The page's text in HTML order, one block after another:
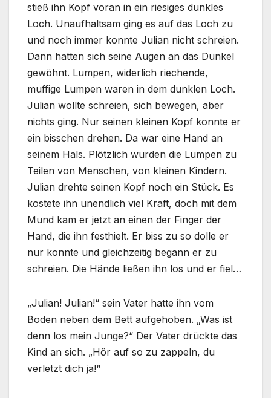
stieß ihn Kopf voran in ein riesiges dunkles
Loch. Unaufhaltsam ging es auf das Loch zu
und noch immer konnte Julian nicht schreien.
Dann hatten sich seine Augen an das Dunkel
gewöhnt. Lumpen, widerlich riechende,
muffige Lumpen waren in dem dunklen Loch.
Julian wollte schreien, sich bewegen, aber
nichts ging. Nur seinen kleinen Kopf konnte er
ein bisschen drehen. Da war eine Hand an
seinem Hals. Plötzlich wurden die Lumpen zu
Teilen von Menschen, von kleinen Kindern.
Julian drehte seinen Kopf noch ein Stück. Es
kostete ihn unendlich viel Kraft, doch mit dem
Mund kam er jetzt an einen der Finger der
Hand, die ihn festhielt. Er biss zu so dolle er
nur konnte und gleichzeitig begann er zu
schreien. Die Hände ließen ihn los und er fiel…
„Julian! Julian!“ sein Vater hatte ihn vom
Boden neben dem Bett aufgehoben. „Was ist
denn los mein Junge?“ Der Vater drückte das
Kind an sich. „Hör auf so zu zappeln, du
verletzt dich ja!“